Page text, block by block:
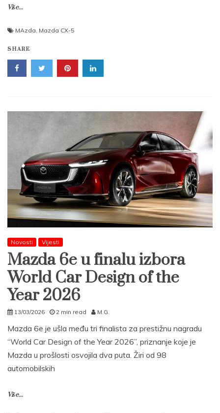
Više...
MAzda, Mazda CX-5
SHARE
Novosti Vijesti
Mazda 6e u finalu izbora
World Car Design of the
Year 2026
13/03/2026 2 min read M.G.
Mazda 6e je ušla među tri finalista za prestižnu nagradu
“World Car Design of the Year 2026”, priznanje koje je
Mazda u prošlosti osvojila dva puta. Žiri od 98
automobilskih
Više...